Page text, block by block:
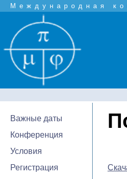
Международная
Важные даты
Конференция
Условия
Регистрация